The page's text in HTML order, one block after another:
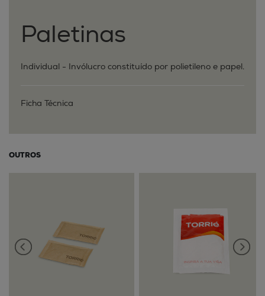
Paletinas
Individual - Invólucro constituído por polietileno e papel.
Ficha Técnica
OUTROS